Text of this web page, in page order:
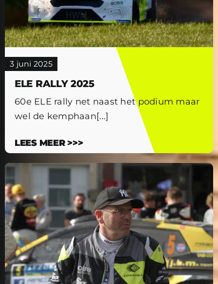
3 juni 2025
ELE RALLY 2025
60e ELE rally net naast het podium maar
wel de kemphaan[...]
LEES MEER >>>